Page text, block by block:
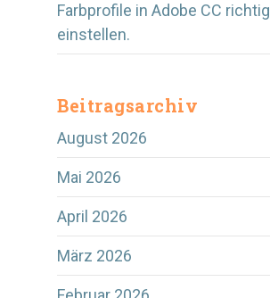
Farbprofile in Adobe CC richtig
einstellen.
Beitragsarchiv
August 2026
Mai 2026
April 2026
März 2026